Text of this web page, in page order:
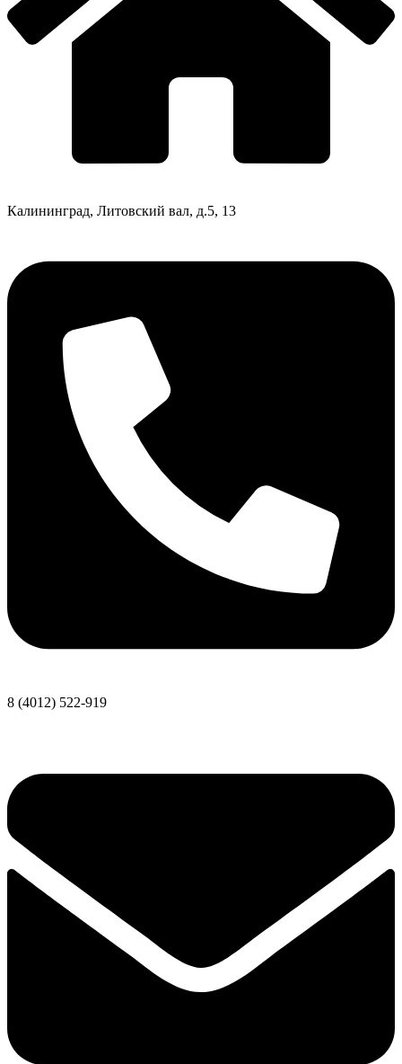
Калининград, Литовский вал, д.5, 13
8 (4012) 522-919